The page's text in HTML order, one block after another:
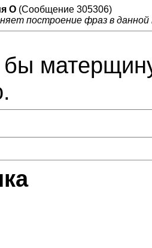
О (Сообщение 305306)
построение фраз в данной